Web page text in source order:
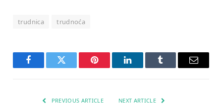
trudnica trudnoća
FacebookTwitter Pinterest LinkedInTumblr Email
PREVIOUS ARTICLE NEXT ARTICLE